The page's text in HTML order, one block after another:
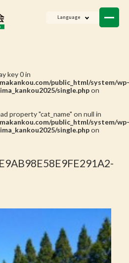
Language
key 0 in
public_html/system/wp-
single.phpon
property "cat_name" on null in
public_html/system/wp-
single.phpon